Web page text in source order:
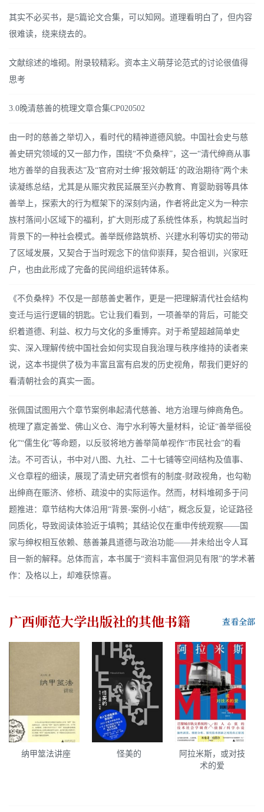
其实不必买书，是5篇论文合集，可以知网。道理看明白了，但内容
很难读，绕来绕去的。
文献综述的堆砌。附录较精彩。资本主义萌芽论范式的讨论很值得
思考
3.0晚清慈善的梳理文章合集CP020502
由一时的慈善之举切入，看时代的精神道德风貌。中国社会史与慈
善史研究领域的又一部力作，围绕“不负桑梓”，这一“清代绅商从事
地方善举的自我表达”及“官府对士绅‘报效朝廷’的政治期待”两个未
读凝练总结，尤其是从赈灾救民延展至兴办教育、育婴助弱等具体
善举上，探索大的行为框架下的深刻内涵，作者将此定义为一种宗
族村落间小区域下的福利，扩大则形成了系统性体系，构筑起当时
背景下的一种社会模式。善举既修路筑桥、兴建水利等切实的带动
了区域发展，又契合于当时观念下的信仰崇拜，契合祖训，兴家旺
户，也由此形成了完备的民间组织运转体系。
《不负桑梓》不仅是一部慈善史著作，更是一把理解清代社会结构
变迁与运行逻辑的钥匙。它让我们看到，一项善举的背后，可能交
织着道德、利益、权力与文化的多重博弈。对于希望超越简单史
实、深入理解传统中国社会如何实现自我治理与秩序维持的读者来
说，这本书提供了极为丰富且富有启发的历史视角，帮我们更好的
看清朝社会的真实一面。
张佩国试图用六个章节案例串起清代慈善、地方治理与绅商角色。
梳理了嘉定善堂、佛山义仓、海宁水利等大量材料，论证“善举徭役
化”“儒生化”等命题，以反驳将地方善举简单视作“市民社会”的看
法。不可否认，书中对八图、九社、二十七铺等空间结构及值事、
义仓章程的细读，展现了清史研究者惯有的制度-财政视角，也勾勒
出绅商在赈济、修桥、疏浚中的实际运作。然而，材料堆砌多于问
题推进：章节结构大体沿用“背景-案例-小结”，概念反复，论证路径
同质化，导致阅读体验近于填鸭；其结论仅在重申传统观察——国
家与绅权相互依赖、慈善兼具道德与政治功能——并未给出令人耳
目一新的解释。总体而言，本书属于“资料丰富但洞见有限”的学术著
作：及格以上，却难获惊喜。
广西师范大学出版社的其他书籍 查看全部
纳甲筮法讲座 怪美的
阿拉米斯，或对技
术的爱